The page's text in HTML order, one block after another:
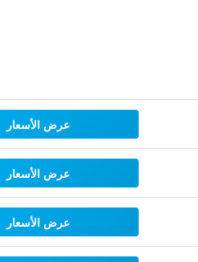
عرض الأسعار
عرض الأسعار
عرض الأسعار